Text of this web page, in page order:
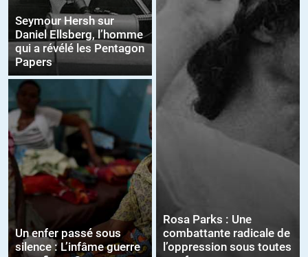
Seymour Hersh sur
Daniel Ellsberg, l’homme
qui a révélé les Pentagon
Papers
Un enfer passé sous
silence : L’infâme guerre
Rosa Parks : Une
combattante radicale de
l’oppression sous toutes